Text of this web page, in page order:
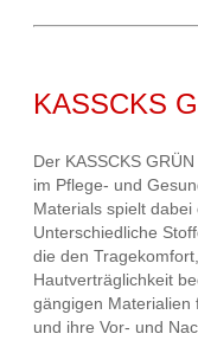
KASSCKS
Der KASSCKS
im Pflege- und
Materials spielt
Unterschiedliche
die den
Hautverträglichkeit
gängigen Materialien
und ihre Vor- und